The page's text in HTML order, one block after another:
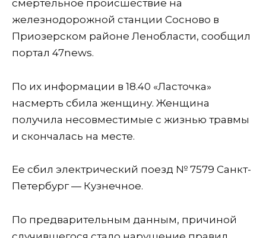
смертельное происшествие на
железнодорожной станции Сосново в
Приозерском районе Ленобласти, сообщил
портал 47news.
По их информации в 18.40 «Ласточка»
насмерть сбила женщину. Женщина
получила несовместимые с жизнью травмы
и скончалась на месте.
Ее сбил электрический поезд № 7579 Санкт-
Петербург — Кузнечное.
По предварительным данным, причиной